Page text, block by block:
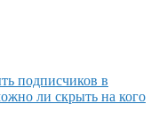
подписчиков в
ли скрыть на кого